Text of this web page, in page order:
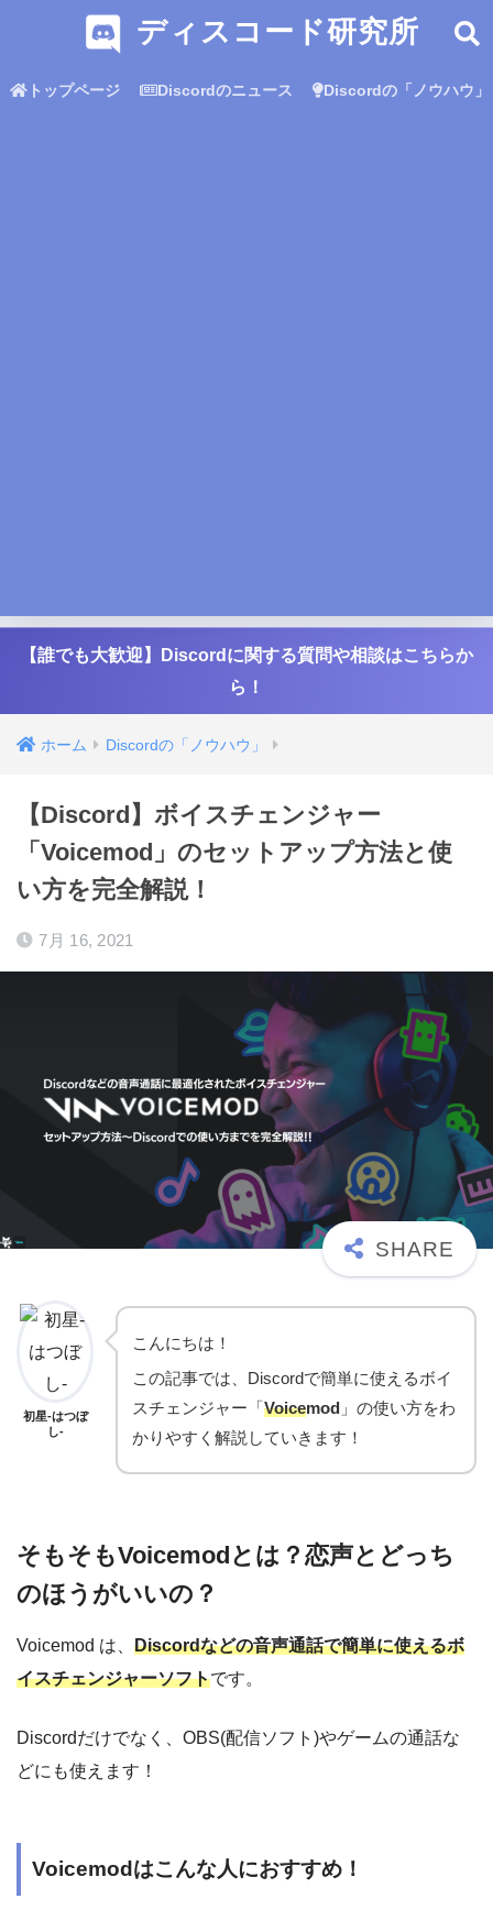
ディスコード研究所
トップページ Discordのニュース Discordの「ノウハウ」
【誰でも大歓迎】Discordに関する質問や相談はこちらか
ら！
ホーム Discordの「ノウハウ」
【Discord】ボイスチェンジャー
「Voicemod」のセットアップ方法と使
い方を完全解説！
7月 16, 2021
初星-はつぼ
し-
こんにちは！
この記事では、Discordで簡単に使えるボイ
スチェンジャー「Voicemod 」の使い方をわ
かりやすく解説していきます！
そもそもVoicemodとは？恋声とどっち
のほうがいいの？
Voicemod は、 Discordなどの音声通話で簡単に使えるボ
イスチェンジャーソフトです。
Discordだけでなく、OBS(配信ソフト)やゲームの通話な
どにも使えます！
Voicemodはこんな人におすすめ！